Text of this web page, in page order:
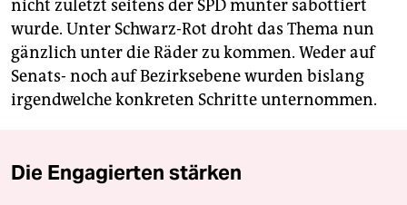
nicht zuletzt seitens der SPD munter sabottiert
wurde. Unter Schwarz-Rot droht das Thema nun
gänzlich unter die Räder zu kommen. Weder auf
Senats- noch auf Bezirksebene wurden bislang
irgendwelche konkreten Schritte unternommen.
Die Engagierten stärken